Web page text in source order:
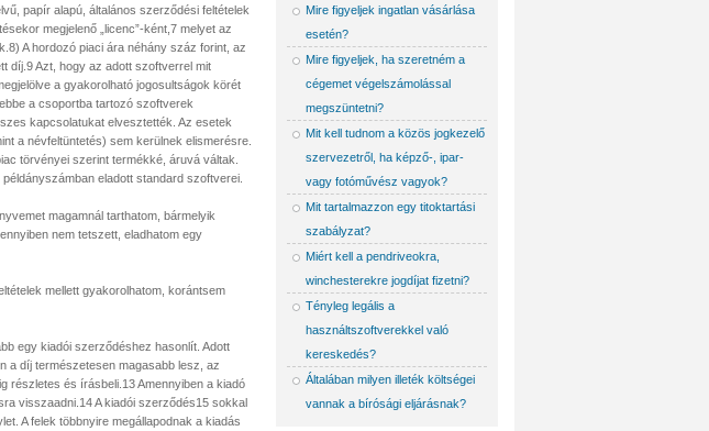
papír alapú, általános szerződési feltételek
megjelenő „licenc”-ként,7 melyet az
A hordozó piaci ára néhány száz forint, az
díj.9 Azt, hogy az adott szoftverrel mit
a gyakorolható jogosultságok körét
a csoportba tartozó szoftverek
kapcsolatukat elvesztették. Az esetek
a névfeltüntetés) sem kerülnek elismerésre.
törvényei szerint termékké, áruvá váltak.
eladott standard szoftverei.
magamnál tarthatom, bármelyik
nem tetszett, eladhatom egy
mellett gyakorolhatom, korántsem
egy kiadói szerződéshez hasonlít. Adott
a díj természetesen magasabb lesz, az
részletes és írásbeli.13 Amennyiben a kiadó
visszaadni.14 A kiadói szerződés15 sokkal
A felek többnyire megállapodnak a kiadás
Mire figyeljek ingatlan vásárlása
esetén?
Mire figyeljek, ha szeretném a
cégemet végelszámolással
megszüntetni?
Mit kell tudnom a közös jogkezelő
szervezetről, ha képző-, ipar-
vagy fotóművész vagyok?
Mit tartalmazzon egy titoktartási
szabályzat?
Miért kell a pendriveokra,
winchesterekre jogdíjat fizetni?
Tényleg legális a
használtszoftverekkel való
kereskedés?
Általában milyen illeték költségei
vannak a bírósági eljárásnak?